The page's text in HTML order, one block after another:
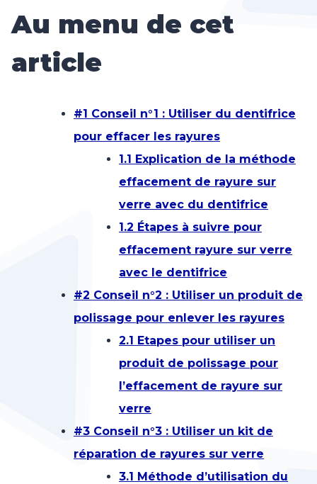
Au menu de cet
article
#1 Conseil n°1 : Utiliser du dentifrice
pour effacer les rayures
1.1 Explication de la méthode
effacement de rayure sur
verre avec du dentifrice
1.2 Étapes à suivre pour
effacement rayure sur verre
avec le dentifrice
#2 Conseil n°2 : Utiliser un produit de
polissage pour enlever les rayures
2.1 Etapes pour utiliser un
produit de polissage pour
l’effacement de rayure sur
verre
#3 Conseil n°3 : Utiliser un kit de
réparation de rayures sur verre
3.1 Méthode d’utilisation du